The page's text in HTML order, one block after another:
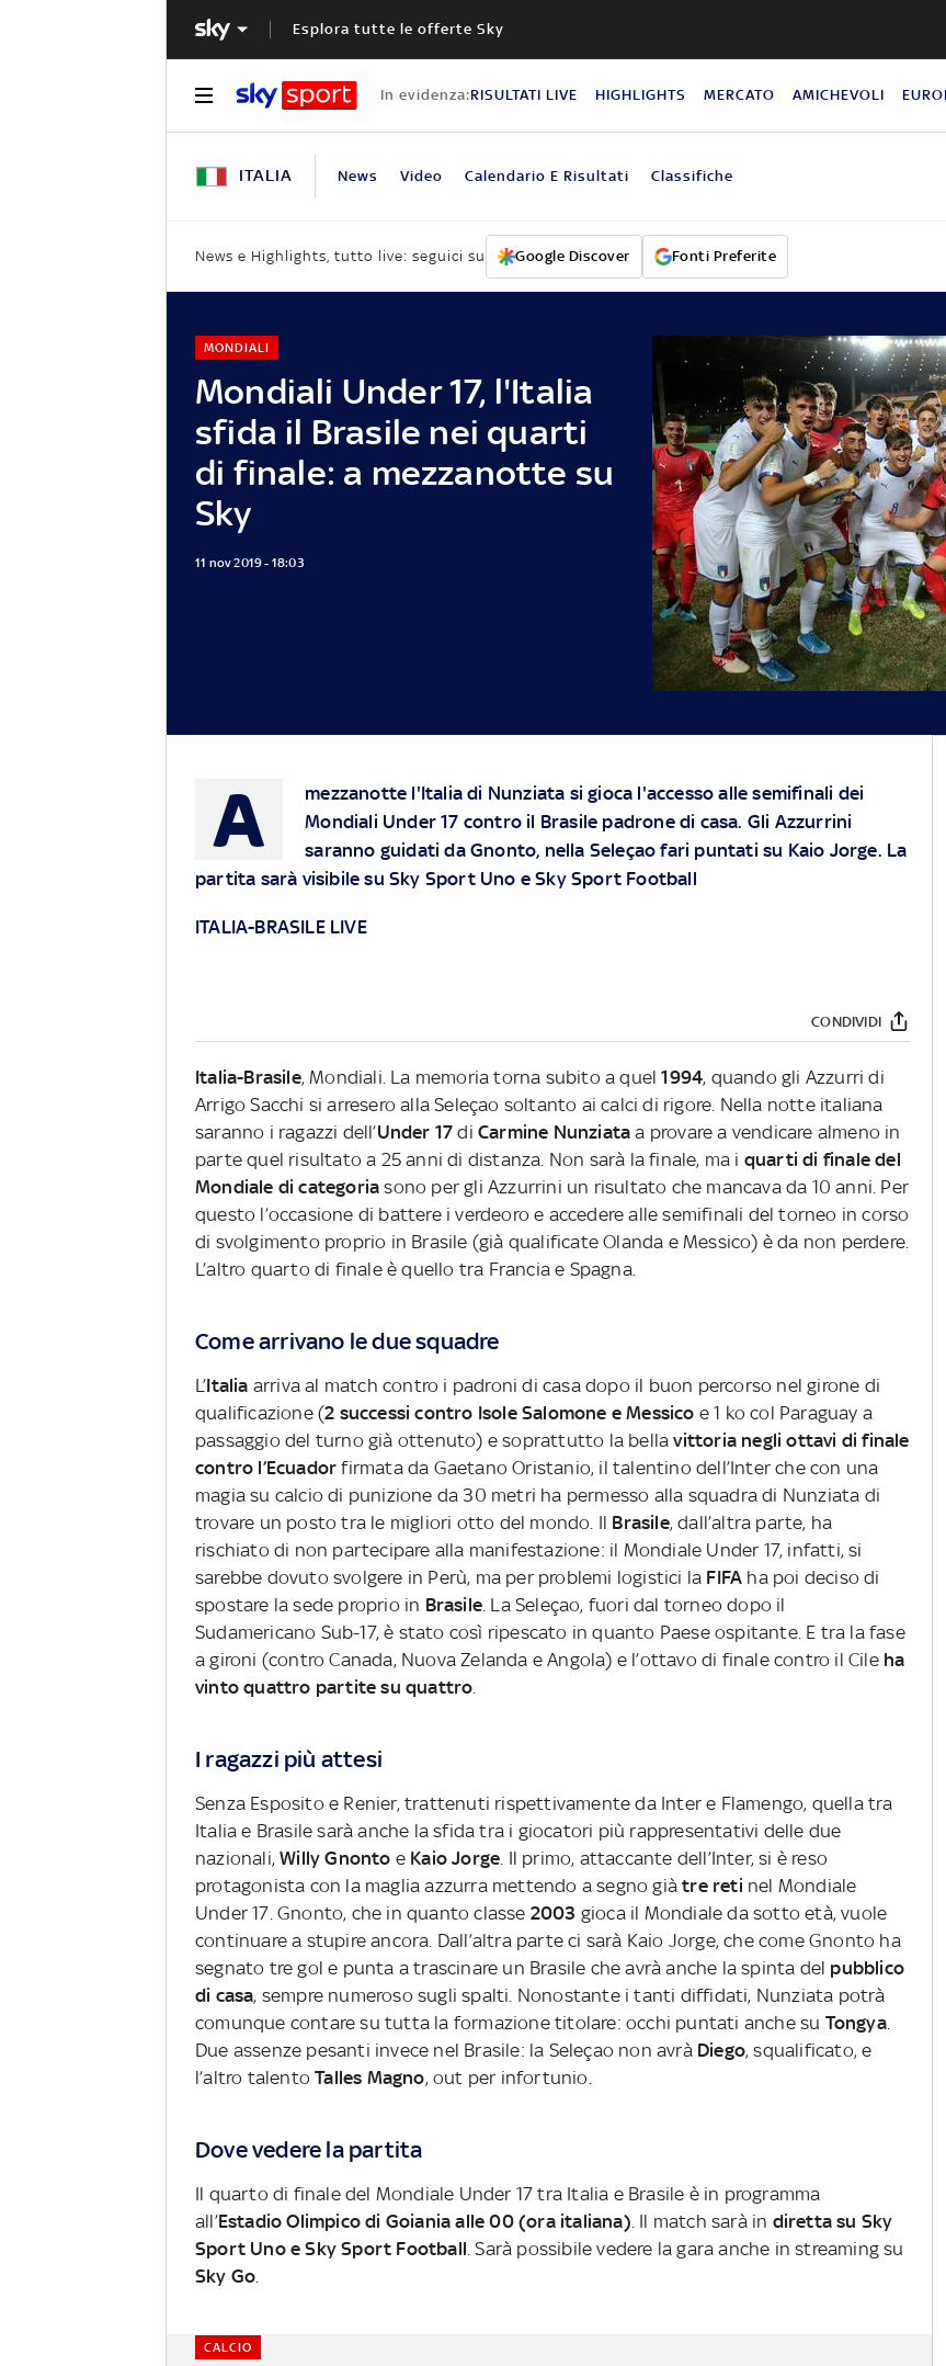
Esplora tutte le offerte Sky
In evidenza:RISULTATI LIVE HIGHLIGHTS MERCATO AMICHEVOLI
ITALIA News Video Calendario E Risultati Classifiche
News e Highlights, tutto live: seguici su Google Discover Fonti Preferite
Mondiali Under 17, l'Italia
sfida il Brasile nei quarti
di finale: a mezzanotte su
Sky
MONDIALI
11 nov 2019 - 18:03
A
mezzanotte l'Italia di Nunziata si gioca l'accesso alle semifinali dei
Mondiali Under 17 contro il Brasile padrone di casa. Gli Azzurrini
saranno guidati da Gnonto, nella Seleçao fari puntati su Kaio Jorge. La
partita sarà visibile su Sky Sport Uno e Sky Sport Football
ITALIA-BRASILE LIVE
CONDIVIDI
Italia-Brasile, Mondiali. La memoria torna subito a quel 1994, quando gli Azzurri di
Arrigo Sacchi si arresero alla Seleçao soltanto ai calci di rigore. Nella notte italiana
saranno i ragazzi dell’Under 17 diCarmine Nunziata a provare a vendicare almeno in
parte quel risultato a 25 anni di distanza. Non sarà la finale, ma i quarti di finale del
Mondiale di categoria sono per gli Azzurrini un risultato che mancava da 10 anni. Per
questo l’occasione di battere i verdeoro e accedere alle semifinali del torneo in corso
di svolgimento proprio in Brasile (già qualificate Olanda e Messico) è da non perdere.
L’altro quarto di finale è quello tra Francia e Spagna.
Come arrivano le due squadre
L’Italia arriva al match contro i padroni di casa dopo il buon percorso nel girone di
qualificazione (2 successi contro Isole Salomone e Messico e 1 ko col Paraguay a
passaggio del turno già ottenuto) e soprattutto la bella vittoria negli ottavi di finale
contro l’Ecuador firmata da Gaetano Oristanio, il talentino dell’Inter che con una
magia su calcio di punizione da 30 metri ha permesso alla squadra di Nunziata di
trovare un posto tra le migliori otto del mondo. Il Brasile, dall’altra parte, ha
rischiato di non partecipare alla manifestazione: il Mondiale Under 17, infatti, si
sarebbe dovuto svolgere in Perù, ma per problemi logistici la FIFA ha poi deciso di
spostare la sede proprio in Brasile. La Seleçao, fuori dal torneo dopo il
Sudamericano Sub-17, è stato così ripescato in quanto Paese ospitante. E tra la fase
a gironi (contro Canada, Nuova Zelanda e Angola) e l’ottavo di finale contro il Cile ha
vinto quattro partite su quattro.
I ragazzi più attesi
Senza Esposito e Renier, trattenuti rispettivamente da Inter e Flamengo, quella tra
Italia e Brasile sarà anche la sfida tra i giocatori più rappresentativi delle due
nazionali,Willy Gnonto e Kaio Jorge . Il primo, attaccante dell’Inter, si è reso
protagonista con la maglia azzurra mettendo a segno giàtre reti nel Mondiale
Under 17. Gnonto, che in quanto classe 2003 gioca il Mondiale da sotto età, vuole
continuare a stupire ancora. Dall’altra parte ci sarà Kaio Jorge, che come Gnonto ha
segnato tre gol e punta a trascinare un Brasile che avrà anche la spinta del pubblico
di casa, sempre numeroso sugli spalti. Nonostante i tanti diffidati, Nunziata potrà
comunque contare su tutta la formazione titolare: occhi puntati anche su Tongya.
Due assenze pesanti invece nel Brasile: la Seleçao non avrà Diego, squalificato, e
l’altro talentoTalles Magno, out per infortunio.
Dove vedere la partita
Il quarto di finale del Mondiale Under 17 tra Italia e Brasile è in programma
all’Estadio Olimpico di Goiania alle 00 (ora italiana) . Il match sarà in diretta su Sky
Sport Uno e Sky Sport Football . Sarà possibile vedere la gara anche in streaming su
Sky Go
CALCIO